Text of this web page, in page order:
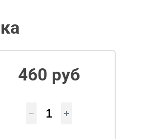
460 руб